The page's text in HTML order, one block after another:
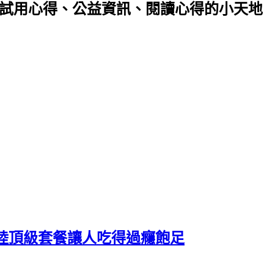
心得、公益資訊、閱讀心得的小天地
頂級套餐讓人吃得過癮飽足